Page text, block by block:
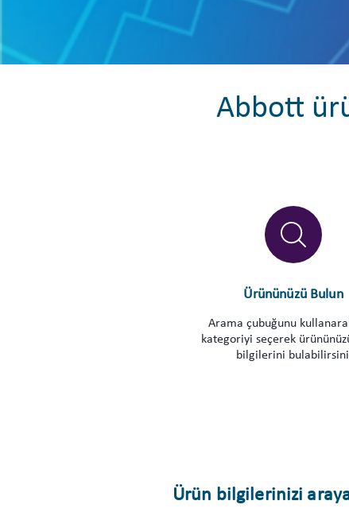
Abbott
Ürününüzü Bulun
Arama çubuğunu
kategoriyi seçerek
bilgilerini
Ürün bilgilerinizi